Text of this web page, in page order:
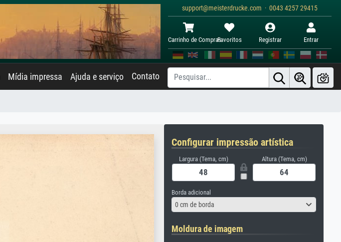
support@meisterdrucke.com · 0043 4257 29415
Carrinho de ComprasFavoritos Registrar Entrar
Mídia impressa Ajuda e serviço Contato
Configurar impressão artística
Largura (Tema, cm) Altura (Tema, cm)
Borda adicional
0 cm de borda
Moldura de imagem